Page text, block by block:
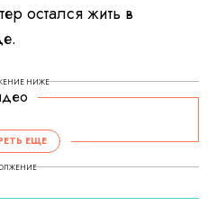
остался жить в
НИЖЕ
ЕЩЕ